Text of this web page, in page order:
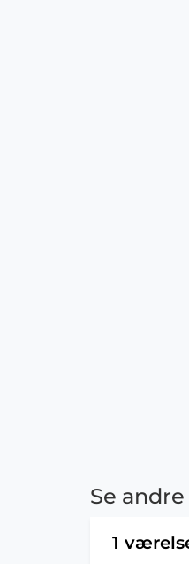
Se
1